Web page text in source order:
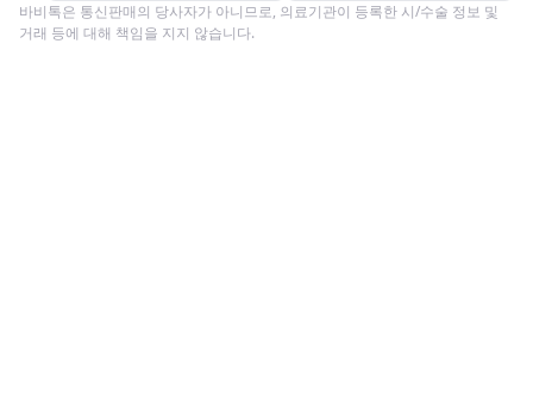
바비톡은 통신판매의 당사자가 아니므로, 의료기관이 등록한 시/수술 정보 및
거래 등에 대해 책임을 지지 않습니다.